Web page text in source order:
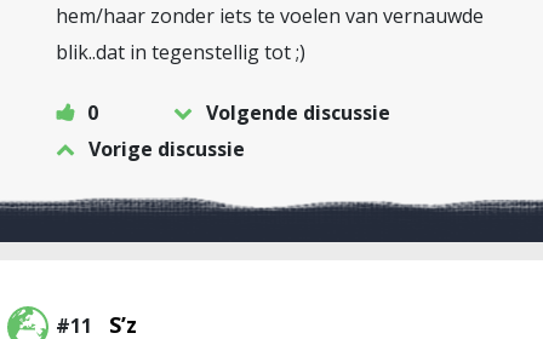
hem/haar zonder iets te voelen van vernauwde
blik..dat in tegenstellig tot ;)
0
Volgende discussie
Vorige discussie
#11 S’z